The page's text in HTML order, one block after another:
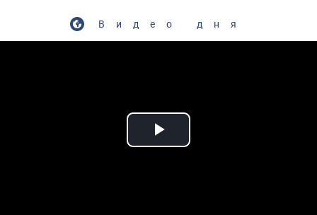
Видео дня
Play Video